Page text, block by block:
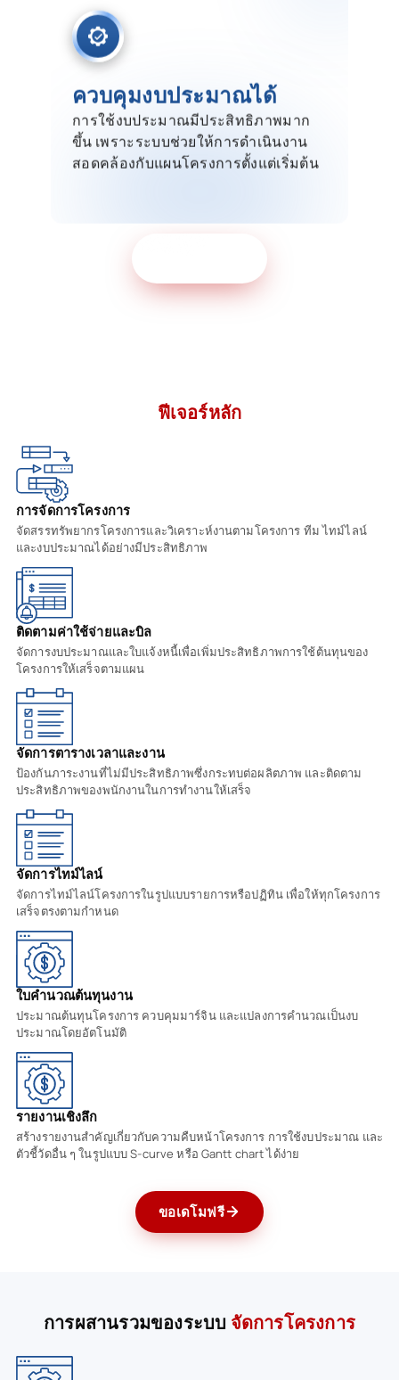
ควบคุมงบประมาณได้
การใช้งบประมาณมีประสิทธิภาพมาก
ขึ้น เพราะระบบช่วยให้การดำเนินงาน
สอดคล้องกับแผนโครงการตั้งแต่เริ่มต้น
ฟีเจอร์หลัก
การจัดการโครงการ
จัดสรรทรัพยากรโครงการและวิเคราะห์งานตามโครงการ ทีม ไทม์ไลน์
และงบประมาณได้อย่างมีประสิทธิภาพ
ติดตามค่าใช้จ่ายและบิล
จัดการงบประมาณและใบแจ้งหนี้เพื่อเพิ่มประสิทธิภาพการใช้ต้นทุนของ
โครงการให้เสร็จตามแผน
จัดการตารางเวลาและงาน
ป้องกันภาระงานที่ไม่มีประสิทธิภาพซึ่งกระทบต่อผลิตภาพ และติดตาม
ประสิทธิภาพของพนักงานในการทำงานให้เสร็จ
จัดการไทม์ไลน์
จัดการไทม์ไลน์โครงการในรูปแบบรายการหรือปฏิทิน เพื่อให้ทุกโครงการ
เสร็จตรงตามกำหนด
ใบคำนวณต้นทุนงาน
ประมาณต้นทุนโครงการ ควบคุมมาร์จิน และแปลงการคำนวณเป็นงบ
ประมาณโดยอัตโนมัติ
รายงานเชิงลึก
สร้างรายงานสำคัญเกี่ยวกับความคืบหน้าโครงการ การใช้งบประมาณ และ
ตัวชี้วัดอื่น ๆ ในรูปแบบ S-curve หรือ Gantt chart ได้ง่าย
ขอเดโมฟรี
การผสานรวมของระบบ จัดการโครงการ